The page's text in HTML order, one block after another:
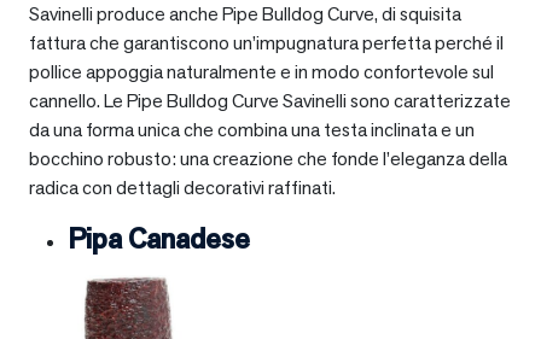
Savinelli produce anche Pipe Bulldog Curve, di squisita
fattura che garantiscono un’impugnatura perfetta perché il
pollice appoggia naturalmente e in modo confortevole sul
cannello. Le Pipe Bulldog Curve Savinelli sono caratterizzate
da una forma unica che combina una testa inclinata e un
bocchino robusto: una creazione che fonde l’eleganza della
radica con dettagli decorativi raffinati.
Pipa Canadese